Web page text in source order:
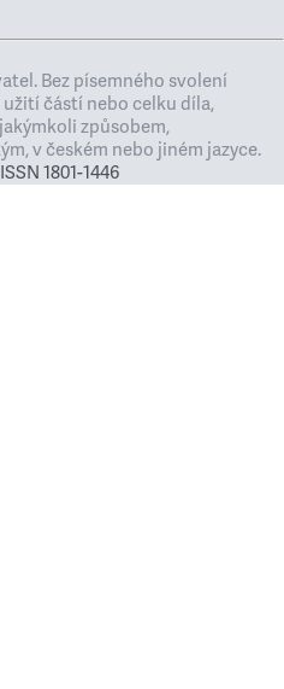
Bez písemného svolení
částí nebo celku díla,
způsobem,
v českém nebo jiném jazyce.
1801-1446